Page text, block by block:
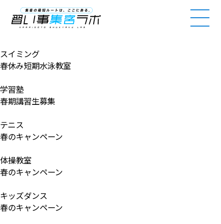
NARAIGOTO SHUKYAKU LAB
スイミング
春休み短期水泳教室
学習塾
春期講習生募集
テニス
春のキャンペーン
体操教室
春のキャンペーン
キッズダンス
春のキャンペーン